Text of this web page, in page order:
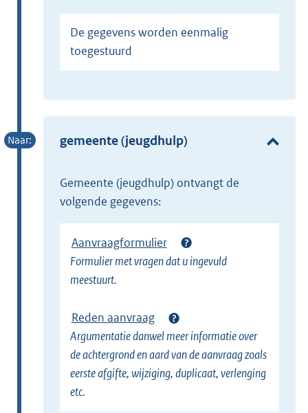
De gegevens worden eenmalig
toegestuurd
gemeente (jeugdhulp)
gemeente (jeugdhulp) ontvangt de
volgende gegevens:
Aanvraagformulier
Formulier met vragen dat u ingevuld
meestuurt.
Reden aanvraag
Argumentatie danwel meer informatie over
de achtergrond en aard van de aanvraag zoals
eerste afgifte, wijziging, duplicaat, verlenging
etc.